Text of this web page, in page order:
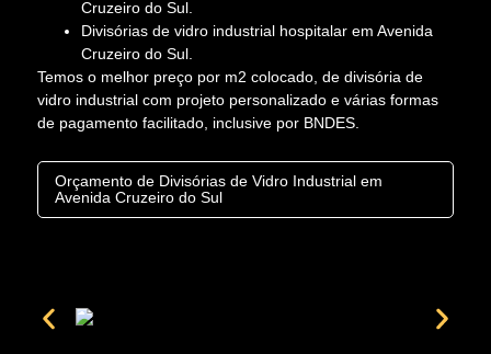
Cruzeiro do Sul.
Divisórias de vidro industrial hospitalar em Avenida
Cruzeiro do Sul.
Temos o melhor preço por m2 colocado, de divisória de
vidro industrial com projeto personalizado e várias formas
de pagamento facilitado, inclusive por BNDES.
Orçamento de Divisórias de Vidro Industrial em
Avenida Cruzeiro do Sul